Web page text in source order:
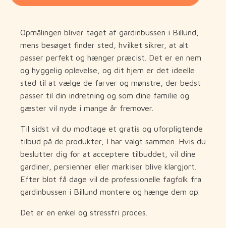
Opmålingen bliver taget af gardinbussen i Billund,
mens besøget finder sted, hvilket sikrer, at alt
passer perfekt og hænger præcist. Det er en nem
og hyggelig oplevelse, og dit hjem er det ideelle
sted til at vælge de farver og mønstre, der bedst
passer til din indretning og som dine familie og
gæster vil nyde i mange år fremover.
Til sidst vil du modtage et gratis og uforpligtende
tilbud på de produkter, I har valgt sammen. Hvis du
beslutter dig for at acceptere tilbuddet, vil dine
gardiner, persienner eller markiser blive klargjort.
Efter blot få dage vil de professionelle fagfolk fra
gardinbussen i Billund montere og hænge dem op.
Det er en enkel og stressfri proces.